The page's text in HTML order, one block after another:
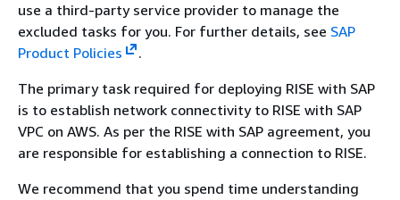
use a third-party service provider to manage the
excluded tasks for you. For further details, see SAP
Product Policies
.
The primary task required for deploying RISE with SAP
is to establish network connectivity to RISE with SAP
VPC on AWS. As per the RISE with SAP agreement, you
are responsible for establishing a connection to RISE.
We recommend that you spend time understanding